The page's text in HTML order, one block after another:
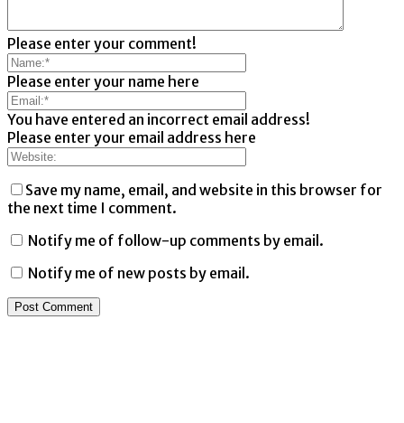
Please enter your comment!
Please enter your name here
You have entered an incorrect email address!
Please enter your email address here
Save my name, email, and website in this browser for
the next time I comment.
Notify me of follow-up comments by email.
Notify me of new posts by email.